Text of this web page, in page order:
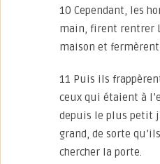
10 Cependant, les
main, firent rentrer
maison et
11 Puis ils
ceux qui étaient à
depuis le plus petit
grand, de sorte
chercher la porte.